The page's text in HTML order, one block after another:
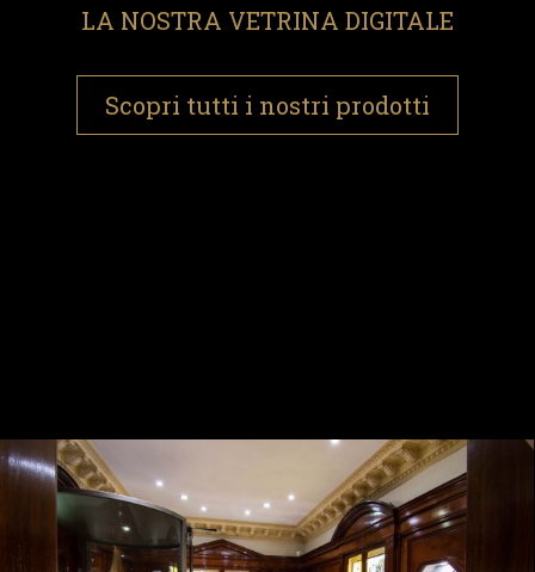
LA NOSTRA VETRINA DIGITALE
Scopri tutti i nostri prodotti